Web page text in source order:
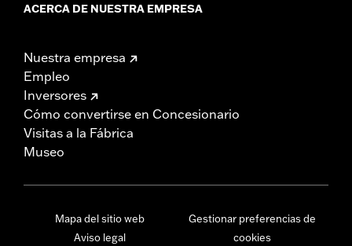
ACERCA DE NUESTRA EMPRESA
Nuestra empresa
Empleo
Inversores
Cómo convertirse en Concesionario
Visitas a la Fábrica
Museo
Mapa del sitio web
Aviso legal
Gestionar preferencias de
cookies